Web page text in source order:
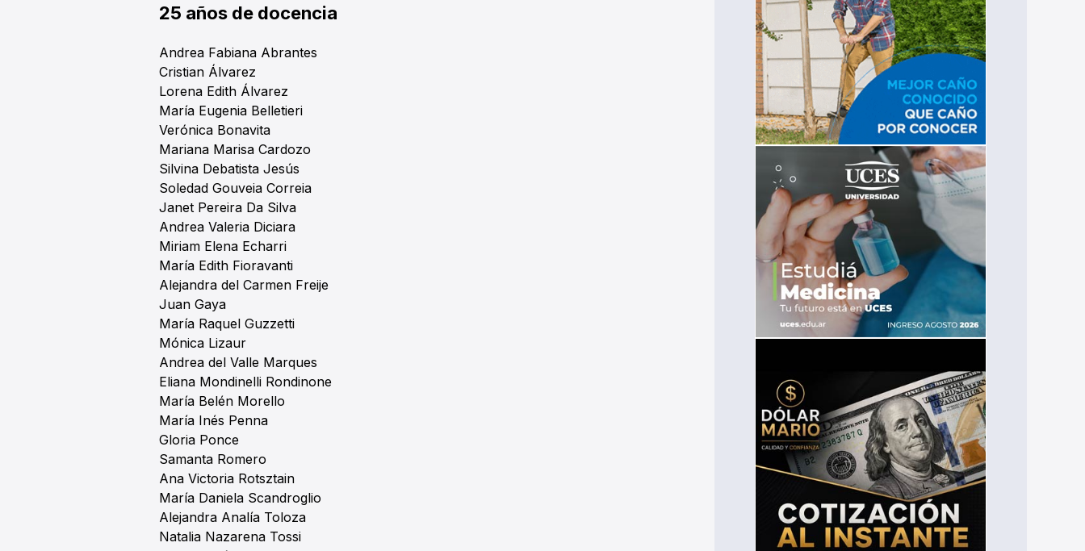
25 años de docencia
Andrea Fabiana Abrantes
Cristian Álvarez
Lorena Edith Álvarez
María Eugenia Belletieri
Verónica Bonavita
Mariana Marisa Cardozo
Silvina Debatista Jesús
Soledad Gouveia Correia
Janet Pereira Da Silva
Andrea Valeria Diciara
Miriam Elena Echarri
María Edith Fioravanti
Alejandra del Carmen Freije
Juan Gaya
María Raquel Guzzetti
Mónica Lizaur
Andrea del Valle Marques
Eliana Mondinelli Rondinone
María Belén Morello
María Inés Penna
Gloria Ponce
Samanta Romero
Ana Victoria Rotsztain
María Daniela Scandroglio
Alejandra Analía Toloza
Natalia Nazarena Tossi